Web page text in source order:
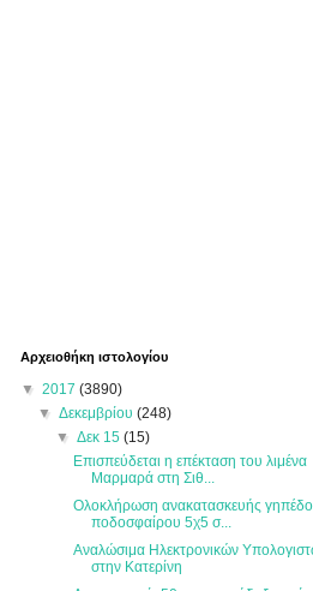
Αρχειοθήκη ιστολογίου
▼ 2017 (3890)
▼Δεκεμβρίου(248)
▼ Δεκ 15 (15)
Επισπεύδεται η επέκταση του λιμένα
Μαρμαρά στη Σιθ...
Ολοκλήρωση ανακατασκευής
ποδοσφαίρου 5χ5 σ...
Αναλώσιμα Ηλεκτρονικών
στην Κατερίνη